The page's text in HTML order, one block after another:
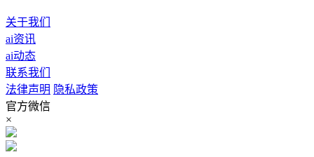
关于我们
ai资讯
ai动态
联系我们
法律声明 隐私政策
官方微信
×